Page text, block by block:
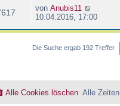
von Anubis11
10.04.2016, 17:00
Die Suche ergab 192 Treffer
Alle
Alle Cookies löschen